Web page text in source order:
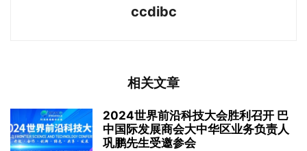
ccdibc
相关文章
2024世界前沿科技大会胜利召开 巴
中国际发展商会大中华区业务负责人
巩鹏先生受邀参会